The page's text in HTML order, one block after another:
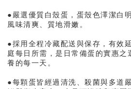
●嚴選優質白殼蛋，蛋殼色澤潔白
風味清爽、質地滑嫩。
●採用全程冷藏配送與保存，有效
庭每日所需，是日常備蛋的實惠之
養的每一天。
●每顆蛋皆經過清洗、殺菌與多道